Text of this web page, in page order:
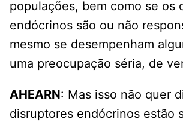
populações, bem como se os
endócrinos são ou não
mesmo se desempenham
uma preocupação séria, de
AHEARN: Mas isso não quer
disruptores endócrinos estão